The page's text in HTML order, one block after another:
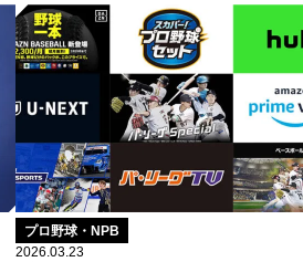
プロ野球・NPB
2026.03.23